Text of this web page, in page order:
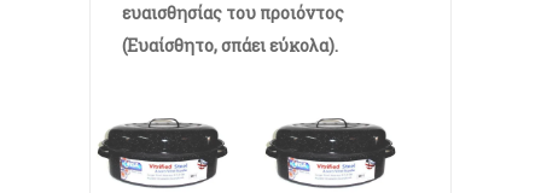
ευαισθησίας του προιόντος
(Ευαίσθητο, σπάει εύκολα).